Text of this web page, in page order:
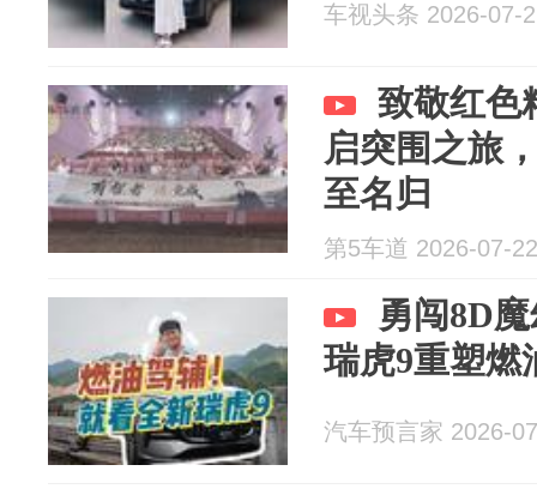
车视头条 2026-07-
致敬红色
启突围之旅
至名归
第5车道 2026-07-22
勇闯8D
瑞虎9重塑燃
汽车预言家 2026-